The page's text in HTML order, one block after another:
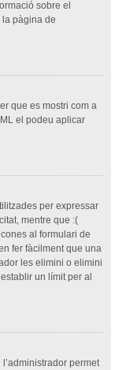
sobre el
pàgina de
que es mostri com a
el podeu aplicar
per expressar
mentre que :(
al formulari de
fer fàcilment que una
les elimini o elimini
un límit per al
permet